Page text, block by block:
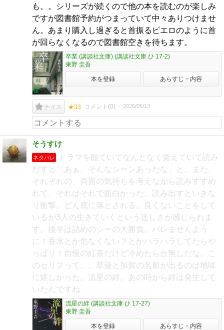
も。。シリーズが続くので他の本を読むのが楽しみ
ですが図書館予約がつまっていて中々ありつけませ
ん。あまり購入し過ぎると首振るピエロのように首
が回らなくなるので図書館空きを待ちます。
卒業 (講談社文庫) (講談社文庫 ひ 17-2)
東野 圭吾
本を登録 あらすじ・内容
ナイス ★33 コメント(0) 2026/05/13
そうすけ
ネタバレ
ドラマを観ていてなんとなく覚えていて読み
だすと「あぁ、そんなシーンあったな」と。また、
それぞれの、両面の気持ちを考えながら読みすすめ
れて、それはそれで面白かった。読み出すといきな
り衝撃。どん底に落とされる。良くないことをして
いるが3人の生きていくという逞しさが感じられま
す。後半は詰めのシーの大勝負。バレませんよう
に！香水とか危なくない？とかハラハラしてたらや
っぱり！自慢の紅茶だけど冷めたら台無しだな。こ
のセリフって。。草薙と加賀の名前が出るのは地味
に嬉しかった。流星の絆。あの時から絆は発生して
いたんですね
流星の絆 (講談社文庫 ひ 17-27)
東野 圭吾
本を登録 あらすじ・内容